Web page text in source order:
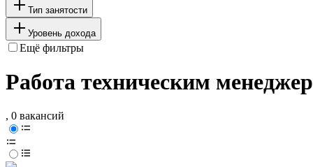
Тип занятости
Уровень дохода
Ещё фильтры
Работа техническим
, 0 вакансий